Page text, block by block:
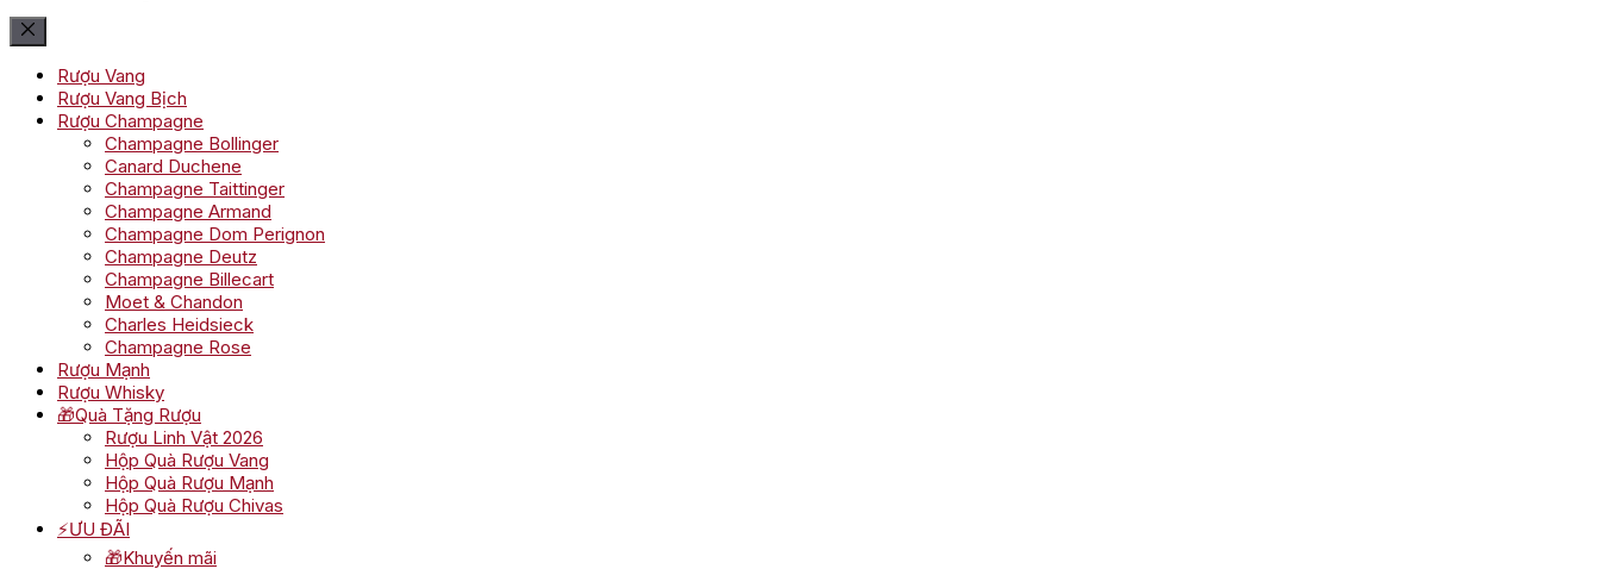
Rượu Vang
Rượu Vang Bịch
Rượu Champagne
Champagne Bollinger
Canard Duchene
Champagne Taittinger
Champagne Armand
Champagne Dom Perignon
Champagne Deutz
Champagne Billecart
Moet & Chandon
Charles Heidsieck
Champagne Rose
Rượu Mạnh
Rượu Whisky
🎁Quà Tặng Rượu
Rượu Linh Vật 2026
Hộp Quà Rượu Vang
Hộp Quà Rượu Mạnh
Hộp Quà Rượu Chivas
⚡ƯU ĐÃI
🎁Khuyến mãi